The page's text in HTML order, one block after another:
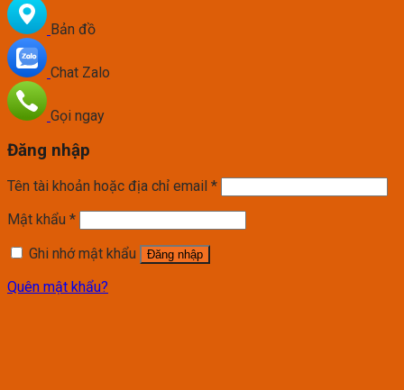
Bản đồ
Chat Zalo
Gọi ngay
Đăng nhập
Tên tài khoản hoặc địa chỉ email *
Mật khẩu *
Ghi nhớ mật khẩu
Đăng nhập
Quên mật khẩu?